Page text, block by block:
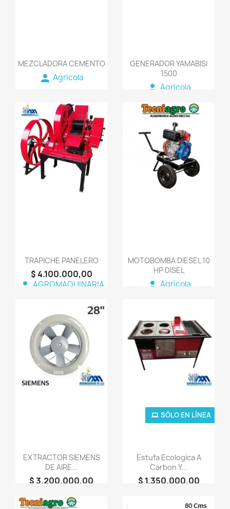
MEZCLADORA CEMENTO
person Agrícola
GENERADOR YAMABISI
1500
person Agrícola
TRAPICHE PANELERO
$ 4.100.000,00
person AGROMAQUINARIA
favorite_border
MOTOBOMBA DIESEL 10
HP DISEL
person Agrícola
favorite_border
EXTRACTOR SIEMENS
DE AIRE...
$ 3.200.000,00
SG S.A.S
favorite_border
Estufa Ecologica A
Carbon Y...
$ 1.350.000,00
favorite_border
SÓLO EN LÍNEA